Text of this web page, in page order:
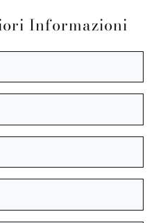
Informazioni